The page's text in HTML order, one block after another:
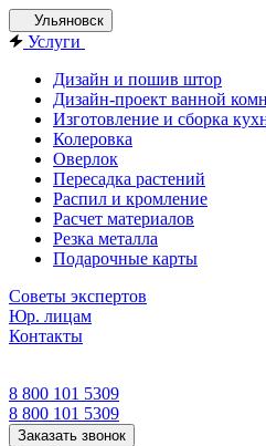
Ульяновск
Услуги
Дизайн и пошив штор
Дизайн-проект ванной
Изготовление и сборка
Колеровка
Оверлок
Пересадка растений
Распил и кромление
Расчет материалов
Резка металла
Подарочные карты
Советы экспертов
Юр. лицам
Контакты
8 800 101 5309
8 800 101 5309
Заказать звонок